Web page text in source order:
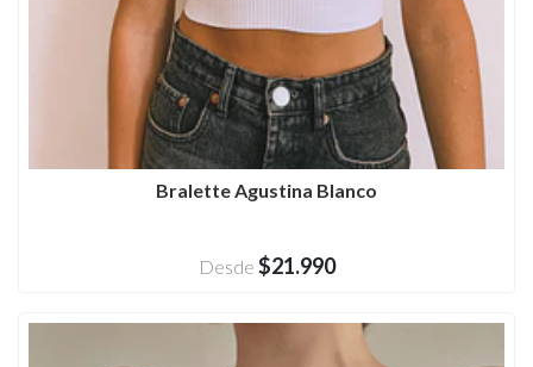
Bralette Agustina Blanco
Desde $21.990